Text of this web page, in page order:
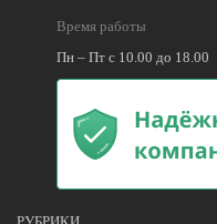
Время работы
Пн – Пт с 10.00 до 18.00
РУБРИКИ